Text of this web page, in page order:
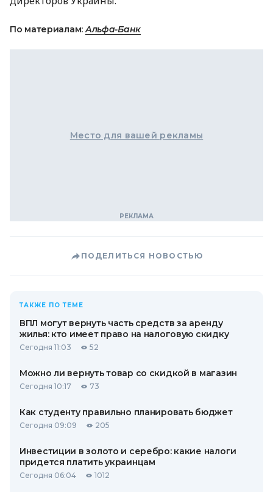
По материалам:Альфа-Банк
Место для вашей рекламы
ПОДЕЛИТЬСЯ НОВОСТЬЮ
ТАКЖЕ ПО ТЕМЕ
ВПЛ могут вернуть часть средств за аренду
жилья: кто имеет право на налоговую скидку
Сегодня 11:03 52
Можно ли вернуть товар со скидкой в ​​магазин
Сегодня 10:17 73
Как студенту правильно планировать бюджет
Сегодня 09:09 205
Инвестиции в золото и серебро: какие налоги
придется платить украинцам
Сегодня 06:04 1012